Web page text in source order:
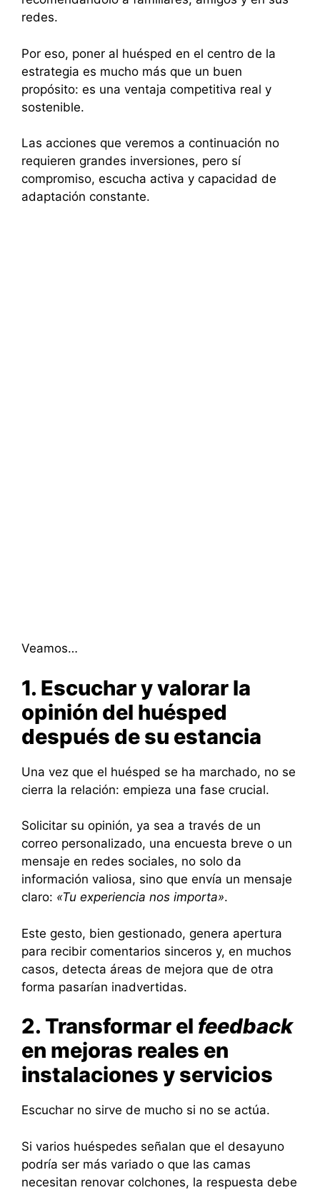
redes.
Por eso, poner al huésped en el centro de la
estrategia es mucho más que un buen
propósito: es una ventaja competitiva real y
sostenible.
Las acciones que veremos a continuación no
requieren grandes inversiones, pero sí
compromiso, escucha activa y capacidad de
adaptación constante.
Veamos…
1. Escuchar y valorar la
opinión del huésped
después de su estancia
Una vez que el huésped se ha marchado, no se
cierra la relación: empieza una fase crucial.
Solicitar su opinión, ya sea a través de un
correo personalizado, una encuesta breve o un
mensaje en redes sociales, no solo da
información valiosa, sino que envía un mensaje
claro: «Tu experiencia nos importa».
Este gesto, bien gestionado, genera apertura
para recibir comentarios sinceros y, en muchos
casos, detecta áreas de mejora que de otra
forma pasarían inadvertidas.
2. Transformar el feedback
en mejoras reales en
instalaciones y servicios
Escuchar no sirve de mucho si no se actúa.
Si varios huéspedes señalan que el desayuno
podría ser más variado o que las camas
necesitan renovar colchones, la respuesta debe